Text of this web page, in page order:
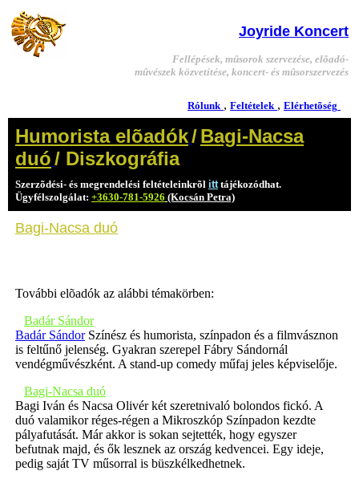
Joyride Koncert
Fellépések, mûsorok szervezése, elõadó-
mûvészek közvetítése, koncert- és mûsorszervezés
Rólunk , Feltételek , Elérhetõség
Humorista elõadók/Bagi-Nacsa
duó/ Diszkográfia
Szerzõdési- és megrendelési feltételeinkrõl itttájékozódhat.
Ügyfélszolgálat: +3630-781-5926 (Kocsán Petra)
Bagi-Nacsa duó
További elõadók az alábbi témakörben:
Badár Sándor
Badár SándorSzínész és humorista, színpadon és a filmvásznon
is feltűnő jelenség. Gyakran szerepel Fábry Sándornál
vendégművészként. A stand-up comedy műfaj jeles képviselője.
Bagi-Nacsa duó
Bagi Iván és Nacsa Olivér két szeretnivaló bolondos fickó. A
duó valamikor réges-régen a Mikroszkóp Színpadon kezdte
pályafutását. Már akkor is sokan sejtették, hogy egyszer
befutnak majd, és ők lesznek az ország kedvencei. Egy ideje,
pedig saját TV műsorral is büszkélkedhetnek.